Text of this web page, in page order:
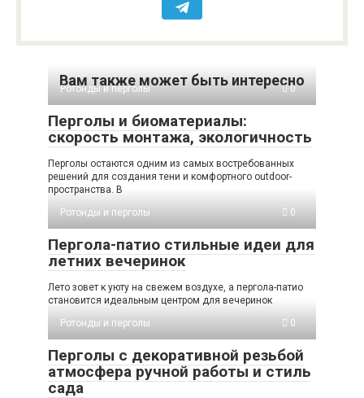
Вам также может быть интересно
Ротонды и перголы 0
Перголы и биоматериалы:
скорость монтажа, экологичность
Перголы остаются одним из самых востребованных
решений для создания тени и комфортного outdoor-
пространства. В
Ротонды и перголы
0
Пергола-патио стильные идеи для
летних вечеринок
Лето зовет к уюту на свежем воздухе, а пергола-патио
становится идеальным центром для вечеринок
Ротонды и перголы
0
Перголы с декоративной резьбой
атмосфера ручной работы и стиль
сада